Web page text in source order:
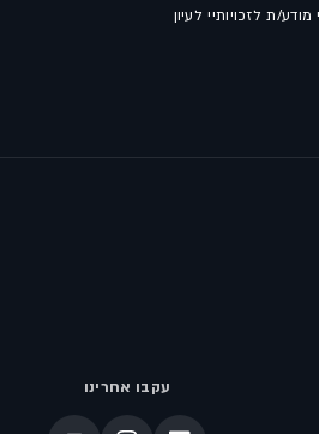
ת לזכויותיי לעיון
עקבו אחרינו